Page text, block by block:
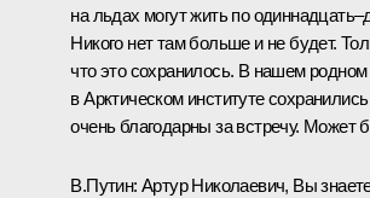
на льдах могут жить по
Никого нет там больше и не будет.
что это сохранилось. В нашем родном
в Арктическом институте
очень благодарны за встречу. Может
В.Путин: Артур Николаевич, Вы